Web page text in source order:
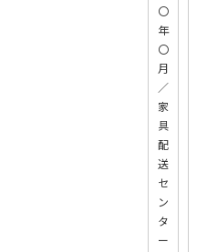
〇
年
〇
月
／
家
具
配
送
セ
ン
タ
ー